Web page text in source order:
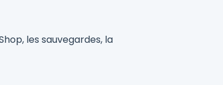
les sauvegardes, la